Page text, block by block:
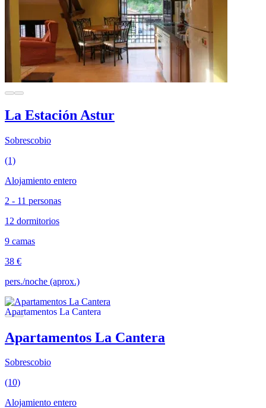
La Estación Astur
Sobrescobio
(1)
Alojamiento entero
2 - 11 personas
12 dormitorios
9 camas
38 €
pers./noche (aprox.)
Apartamentos La Cantera
Sobrescobio
(10)
Alojamiento entero